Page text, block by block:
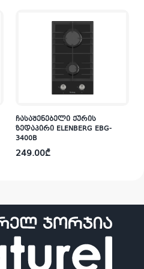
ჩასაშენებელი ქურის
ზედაპირი ELENBERG EBG-
3400B
249.00₾